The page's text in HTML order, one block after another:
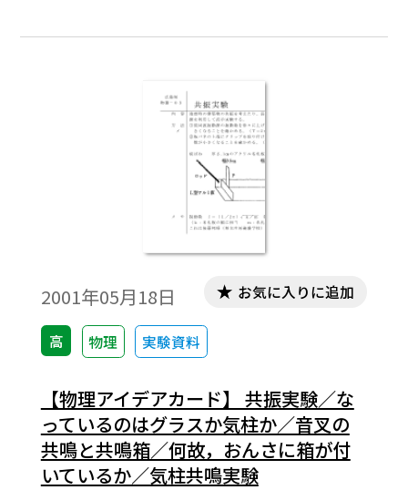
作成「理科アイデアカード・物理編第Ⅲ集」
2001年05月18日
高 物理 実験資料
お気に入りに追加
【物理アイデアカード】 共振実験／な
っているのはグラスか気柱か／音叉の
共鳴と共鳴箱／何故，おんさに箱が付
いているか／気柱共鳴実験